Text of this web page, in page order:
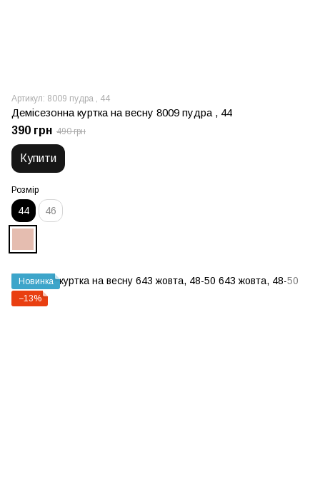
Артикул: 8009 пудра , 44
Демісезонна куртка на весну 8009 пудра , 44
390 грн 490 грн
Купити
Розмір
44 46
Новинка
−13%